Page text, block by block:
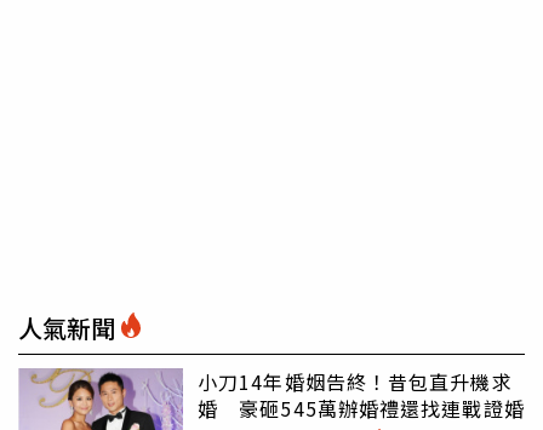
人氣新聞
小刀14年婚姻告終！昔包直升機求
婚 豪砸545萬辦婚禮還找連戰證婚